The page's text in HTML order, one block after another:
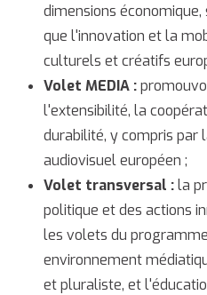
dimensions
que l'innovation et la
culturels et créatifs
Volet MEDIA :
l'extensibilité, la
durabilité, y compris par
audiovisuel européen ;
Volet transversal :la
politique et des actions
les volets du
environnement
et pluraliste, et